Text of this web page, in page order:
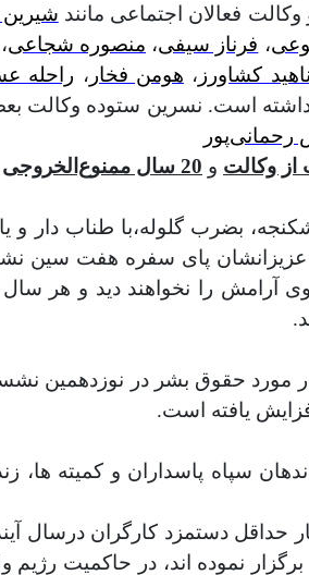
فعالان اجتماعی مانند شیرین
، فرناز سیفی، منصوره شجاعی،
ناهید کشاورز ، هومن فخار ، راحله
داشته است. نسرین ستوده وکالت
رحمانی‌پور
و 20 سال ممنوع‌الخروجی
را در زیر شکنجه، بضرب گلوله،با
عزیزانشان پای سفره هفت سین
را نخواهند دید و هر سال
در مورد حقوق بشر در نوزدهمين
يافته است.
سپاه پاسداران و کمیته
حداقل دستمزد کارگران درسال
برگزار نموده اند، در حاکمیت